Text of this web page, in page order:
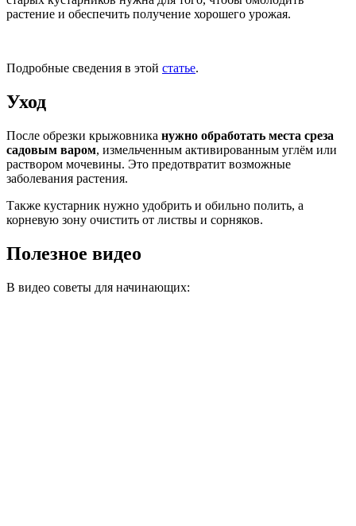
растение и обеспечить получение хорошего урожая.
Подробные сведения в этой статье.
Уход
После обрезки крыжовника нужно обработать места среза
садовым варом, измельченным активированным углём или
раствором мочевины. Это предотвратит возможные
заболевания растения.
Также кустарник нужно удобрить и обильно полить, а
корневую зону очистить от листвы и сорняков.
Полезное видео
В видео советы для начинающих: